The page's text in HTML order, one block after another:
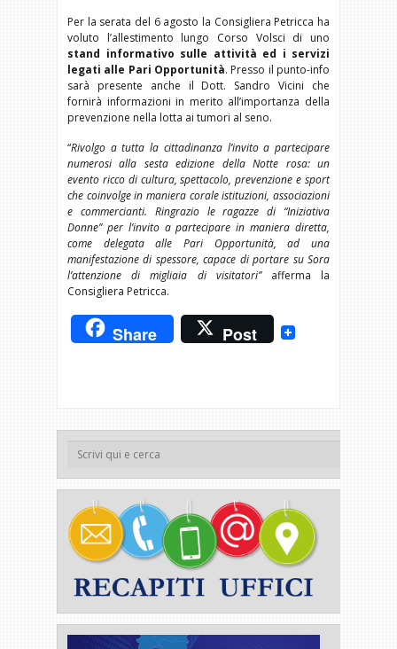
Per la serata del 6 agosto la Consigliera Petricca ha
voluto l’allestimento lungo Corso Volsci di uno
stand informativo sulle attività ed i servizi
legati alle Pari Opportunità. Presso il punto-info
sarà presente anche il Dott. Sandro Vicini che
fornirà informazioni in merito all’importanza della
prevenzione nella lotta ai tumori al seno.
“Rivolgo a tutta la cittadinanza l’invito a partecipare
numerosi alla sesta edizione della Notte rosa: un
evento ricco di cultura, spettacolo, prevenzione e sport
che coinvolge in maniera corale istituzioni, associazioni
e commercianti. Ringrazio le ragazze di “Iniziativa
Donne” per l’invito a partecipare in maniera diretta,
come delegata alle Pari Opportunità, ad una
manifestazione di spessore, capace di portare su Sora
l’attenzione di migliaia di visitatori” afferma la
Consigliera Petricca.
Share Post